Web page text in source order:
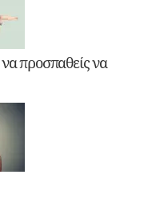
προσπαθείς να